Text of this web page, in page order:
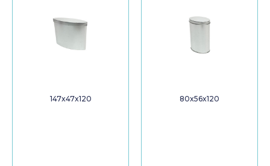
147x47x120 80x56x120